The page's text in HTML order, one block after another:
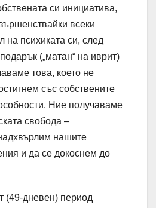
си инициатива,
всеки
на психиката си, след
(„матан“ на иврит)
това, което не
със собствените
Ние получаваме
свобода –
нашите
и да се докоснем до
(49-дневен) период